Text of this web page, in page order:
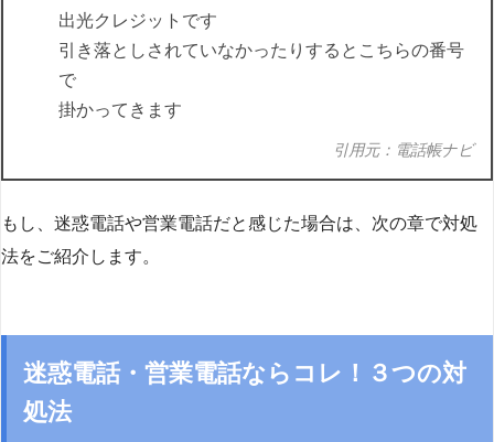
出光クレジットです
引き落としされていなかったりするとこちらの番号
で
掛かってきます
引用元：電話帳ナビ
もし、迷惑電話や営業電話だと感じた場合は、次の章で対処
法をご紹介します。
迷惑電話・営業電話ならコレ！３つの対
処法